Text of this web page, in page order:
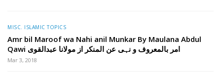
MISC. ISLAMIC TOPICS
Amr bil Maroof wa Nahi anil Munkar By Maulana Abdul
Qawi امر بالمعروف و نہی عن المنکر از مولانا عبدالقوی
Mar 3, 2018